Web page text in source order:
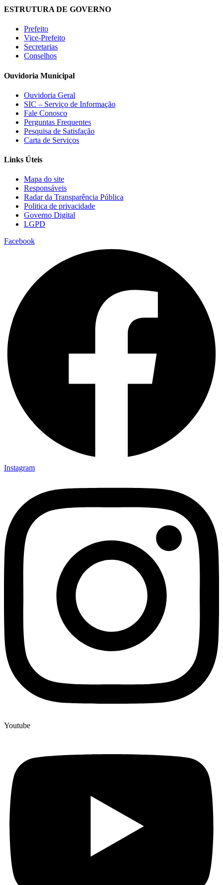
ESTRUTURA DE GOVERNO
Prefeito
Vice-Prefeito
Secretarias
Conselhos
Ouvidoria Municipal
Ouvidoria Geral
SIC – Serviço de Informação
Fale Conosco
Perguntas Frequentes
Pesquisa de Satisfação
Carta de Serviços
Links Úteis
Mapa do site
Responsáveis
Radar da Transparência Pública
Politica de privacidade
Governo Digital
LGPD
Facebook
Instagram
Youtube